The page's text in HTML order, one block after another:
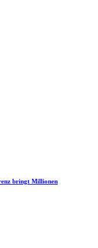
bringt Millionen